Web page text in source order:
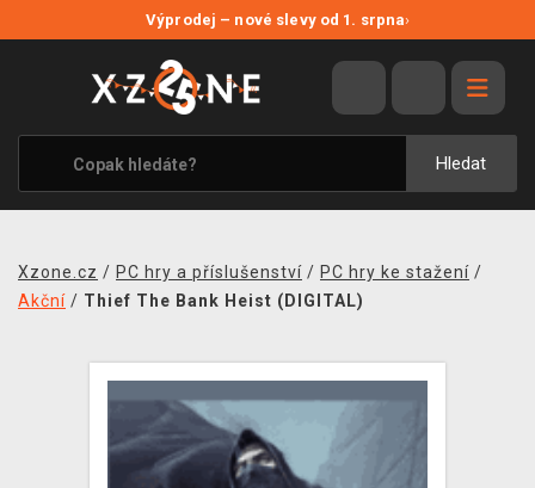
Výprodej – nové slevy od 1. srpna›
Hledat
VÝPRODEJ
VIDEOHRY
XZONE ORIGINALS
TÉMATIKY
MERCHANDISE
KONTAKT
Xzone.cz / PC hry a příslušenství / PC hry ke stažení /
Akční / Thief The Bank Heist (DIGITAL)